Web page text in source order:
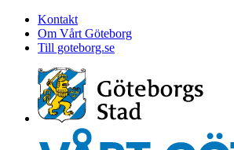
Kontakt
Om Vårt Göteborg
Till goteborg.se